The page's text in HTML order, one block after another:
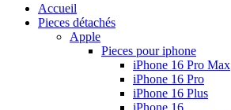
Accueil
Pieces détachés
Apple
Pieces pour iphone
iPhone 16 Pro Max
iPhone 16 Pro
iPhone 16 Plus
iPhone 16